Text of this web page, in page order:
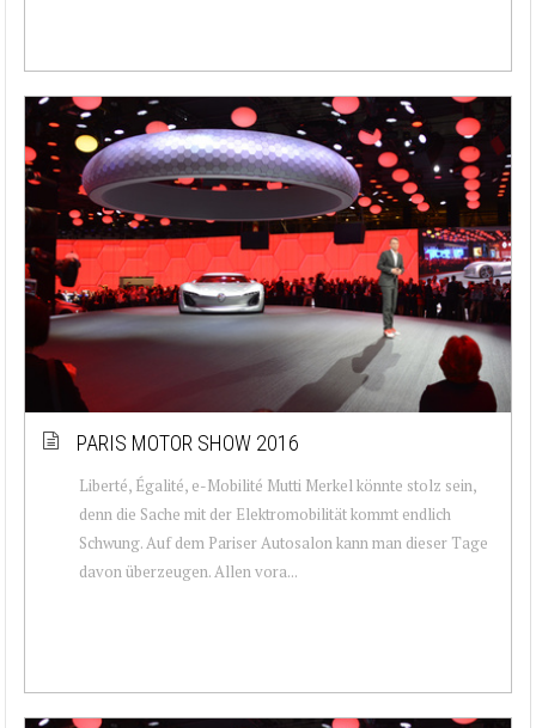
PARIS MOTOR SHOW 2016
Liberté, Égalité, e-Mobilité Mutti Merkel könnte stolz sein,
denn die Sache mit der Elektromobilität kommt endlich
Schwung. Auf dem Pariser Autosalon kann man dieser Tage
davon überzeugen. Allen vora...